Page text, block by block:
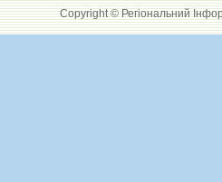
Copyright © Регіональний